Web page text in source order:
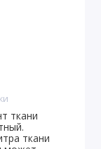
ткани
ткани